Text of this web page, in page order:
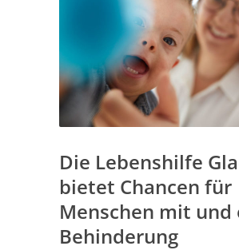
Die Lebenshilfe
bietet Chancen für
Menschen mit und
Behinderung